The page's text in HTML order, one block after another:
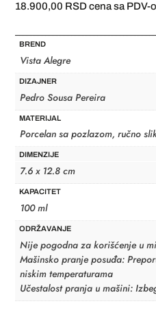
18.900,00 RSD cena sa PDV-
BREND
Vista Alegre
DIZAJNER
Pedro Sousa Pereira
MATERIJAL
Porcelan sa pozlazom, ručno
DIMENZIJE
7.6 x 12.8 cm
KAPACITET
100 ml
ODRŽAVANJE
Nije pogodna za korišćenje u
Mašinsko pranje posuđa:
niskim temperaturama
Učestalost pranja u mašini: